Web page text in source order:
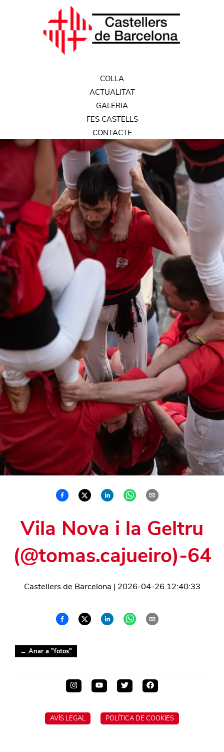
COLLA
ACTUALITAT
GALERIA
FES CASTELLS
CONTACTE
Vila Nova i la Geltru
(@tomas.cajueiro)-64
Castellers de Barcelona | 2026-04-26 12:40:33
← Anar a "fotos"
AVÍS LEGAL POLÍTICA DE COOKIES